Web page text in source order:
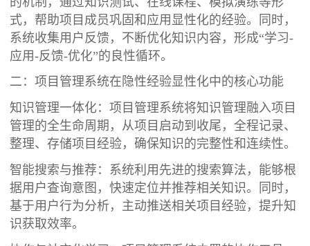
式，帮助项目成员巩固和应用显性化的经验。同时，
系统收集用户反馈，不断优化知识内容，形成“学习-
应用-反馈-优化”的良性循环。
二：项目管理系统在隐性经验显性化中的核心功能
知识管理一体化：项目管理系统将知识管理融入项目
管理的全生命周期，从项目启动到收尾，全程记录、
整理、存储项目经验，确保知识的完整性和连续性。
智能搜索与推荐：系统利用先进的搜索算法，能够根
据用户查询意图，快速定位并推荐相关知识。同时，
基于用户行为分析，主动推送相关项目经验，提升知
识获取效率。